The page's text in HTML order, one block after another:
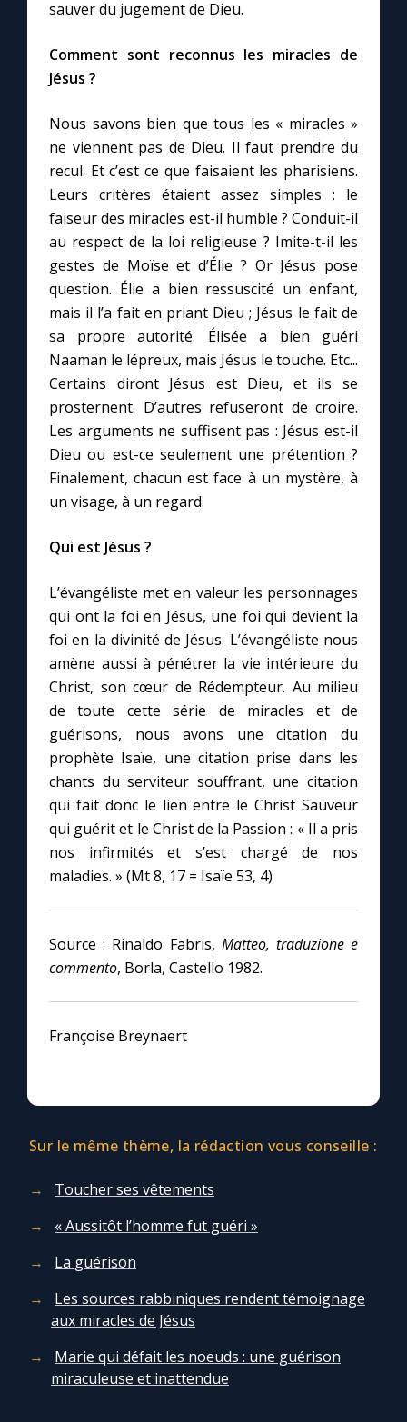
sauver du jugement de Dieu.
Comment sont reconnus les miracles de
Jésus ?
Nous savons bien que tous les « miracles »
ne viennent pas de Dieu. Il faut prendre du
recul. Et c’est ce que faisaient les pharisiens.
Leurs critères étaient assez simples : le
faiseur des miracles est-il humble ? Conduit-il
au respect de la loi religieuse ? Imite-t-il les
gestes de Moïse et d’Élie ? Or Jésus pose
question. Élie a bien ressuscité un enfant,
mais il l’a fait en priant Dieu ; Jésus le fait de
sa propre autorité. Élisée a bien guéri
Naaman le lépreux, mais Jésus le touche. Etc...
Certains diront Jésus est Dieu, et ils se
prosternent. D’autres refuseront de croire.
Les arguments ne suffisent pas : Jésus est-il
Dieu ou est-ce seulement une prétention ?
Finalement, chacun est face à un mystère, à
un visage, à un regard.
Qui est Jésus ?
L’évangéliste met en valeur les personnages
qui ont la foi en Jésus, une foi qui devient la
foi en la divinité de Jésus. L’évangéliste nous
amène aussi à pénétrer la vie intérieure du
Christ, son cœur de Rédempteur. Au milieu
de toute cette série de miracles et de
guérisons, nous avons une citation du
prophète Isaïe, une citation prise dans les
chants du serviteur souffrant, une citation
qui fait donc le lien entre le Christ Sauveur
qui guérit et le Christ de la Passion : « Il a pris
nos infirmités et s’est chargé de nos
maladies. » (Mt 8, 17 = Isaïe 53, 4)
Source : Rinaldo Fabris, Matteo, traduzione e
commento, Borla, Castello 1982.
Françoise Breynaert
Sur le même thème, la rédaction vous conseille :
Toucher ses vêtements
« Aussitôt l’homme fut guéri »
La guérison
Les sources rabbiniques rendent témoignage
aux miracles de Jésus
Marie qui défait les noeuds : une guérison
miraculeuse et inattendue